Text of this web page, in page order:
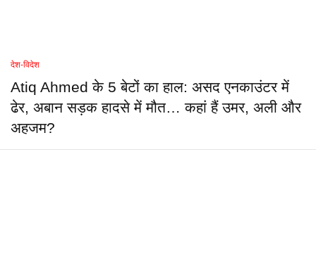
देश-विदेश
Atiq Ahmed के 5 बेटों का हाल: असद एनकाउंटर में
ढेर, अबान सड़क हादसे में मौत… कहां हैं उमर, अली और
अहजम?